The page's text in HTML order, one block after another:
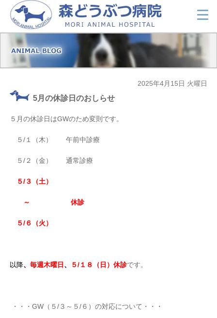
2025年4月15日 火曜日
5月の休診日のおしらせ
５月の休診日はGWのため変則です。
５/１（木） 午前中診療
５/２（金） 通常診療
５/３（土）
～ 休診
５/６（火）
以降、 毎週木曜日 、 ５/１８（日）休診です。
・・・GW（５/３～５/６）の対応について・・・